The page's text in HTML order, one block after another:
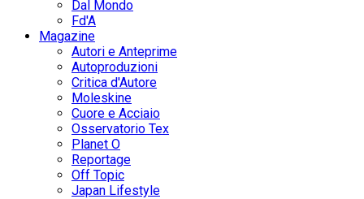
Dal Mondo
Fd'A
Magazine
Autori e Anteprime
Autoproduzioni
Critica d'Autore
Moleskine
Cuore e Acciaio
Osservatorio Tex
Planet O
Reportage
Off Topic
Japan Lifestyle